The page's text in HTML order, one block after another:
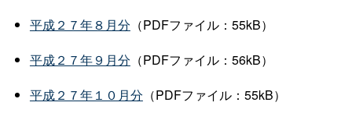
平成２７年８月分 （PDFファイル：55kB）
平成２７年９月分 （PDFファイル：56kB）
平成２７年１０月分 （PDFファイル：55kB）